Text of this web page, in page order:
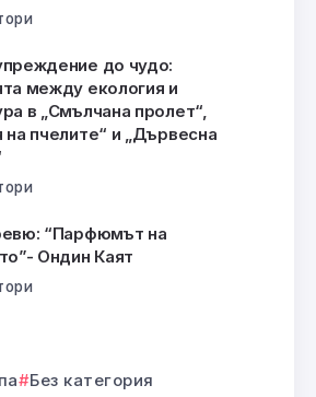
до чудо:
между екология и
в „Смълчана пролет“,
на пчелите“ и „Дървесна
“Парфюмът на
Ондин Каят
Без категория